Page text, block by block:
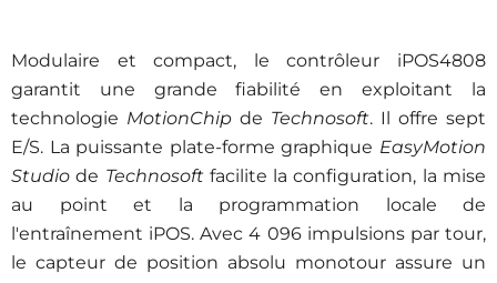
Modulaire et compact, le contrôleur iPOS4808
garantit une grande fiabilité en exploitant la
technologie MotionChip de Technosoft. Il offre sept
E/S. La puissante plate-forme graphique EasyMotion
Studio de Technosoft facilite la configuration, la mise
au point et la programmation locale de
l'entraînement iPOS. Avec 4 096 impulsions par tour,
le capteur de position absolu monotour assure un